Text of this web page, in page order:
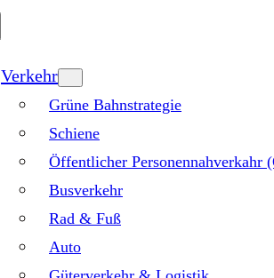
Verkehr
Grüne Bahnstrategie
Schiene
Öffentlicher Personennahverkahr
Busverkehr
Rad & Fuß
Auto